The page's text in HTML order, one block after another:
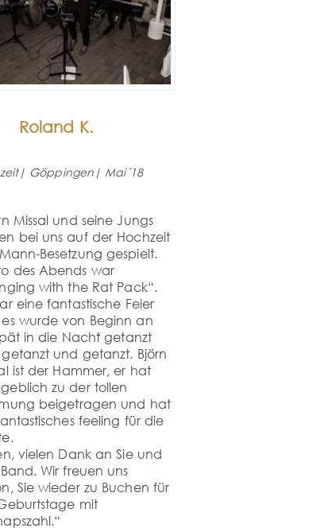
Roland K.
Göppingen| Mai´18
Missal und seine Jungs
bei uns auf der Hochzeit
Besetzung gespielt.
des Abends war
with the Rat Pack“.
eine fantastische Feier
wurde von Beginn an
in die Nacht getanzt
und getanzt. Björn
ist der Hammer, er hat
zu der tollen
beigetragen und hat
feeling für die
vielen Dank an Sie und
Wir freuen uns
Sie wieder zu Buchen für
mit